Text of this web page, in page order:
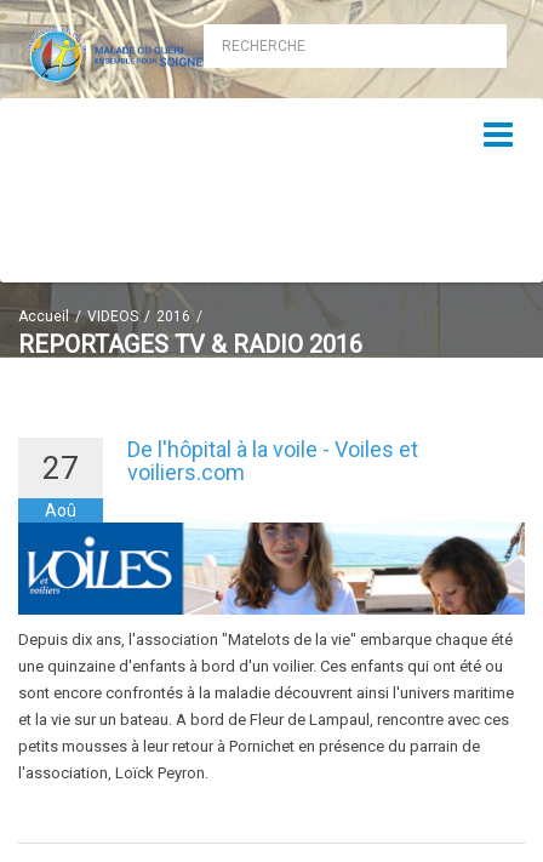
Accueil VIDEOS 2016
REPORTAGES TV & RADIO 2016
27
Aoû
De l'hôpital à la voile - Voiles et
voiliers.com
Depuis dix ans, l'association "Matelots de la vie" embarque chaque été
une quinzaine d'enfants à bord d'un voilier. Ces enfants qui ont été ou
sont encore confrontés à la maladie découvrent ainsi l'univers maritime
et la vie sur un bateau. A bord de Fleur de Lampaul, rencontre avec ces
petits mousses à leur retour à Pornichet en présence du parrain de
l'association, Loïck Peyron.